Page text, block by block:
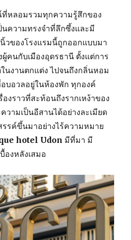
หลอมรวมทุกความรู้สึกของ
นความทรงจำที่ลึกซึ้งและมี
วของโรงแรมนี้ถูกออกแบบมา
ผู้คนกับเมืองอุดรธานี ตั้งแต่การ
นงานตกแต่ง ไปจนถึงกลิ่นหอม
บอวลอยู่ในห้องพัก ทุกองค์
องราวที่สะท้อนถึงรากเหง้าของ
ามเป็นอีสานได้อย่างละเมียด
รรค์ขึ้นมาอย่างไร้ความหมาย
hotel Udon มีที่มา มี
องหลังเสมอ